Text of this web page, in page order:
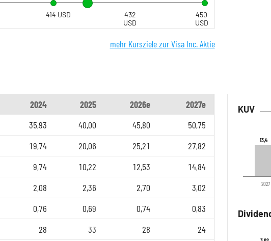
414 USD
432
USD
450
USD
mehr Kursziele zur Visa Inc. Aktie
2024 2025 2026e
2027e
35,93 40,00 45,80
50,75
19,74 20,06 25,21
27,82
9,74 10,22 12,53
14,84
2,08 2,36 2,70
3,02
0,76 0,69 0,74
0,83
28 33 28 24
KUV
13,4
13,4
2027